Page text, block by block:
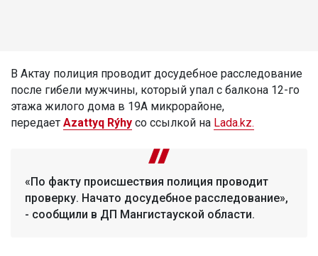
В Актау полиция проводит досудебное расследование
после гибели мужчины, который упал с балкона 12-го
этажа жилого дома в 19А микрорайоне,
передает Azattyq Rýhy со ссылкой на Lada.kz.
«По факту происшествия полиция проводит
проверку. Начато досудебное расследование»,
- сообщили в ДП Мангистауской области.